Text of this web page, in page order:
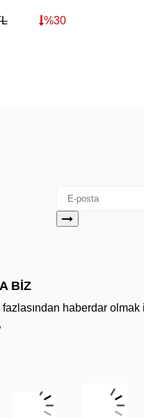
%30
BİZ
haberdar olmak